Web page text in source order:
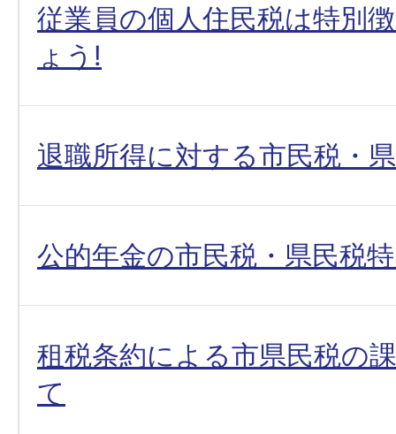
従業員の個人住民税は特別
ょう!
退職所得に対する市民税・
公的年金の市民税・県民税
租税条約による市県民税の
て